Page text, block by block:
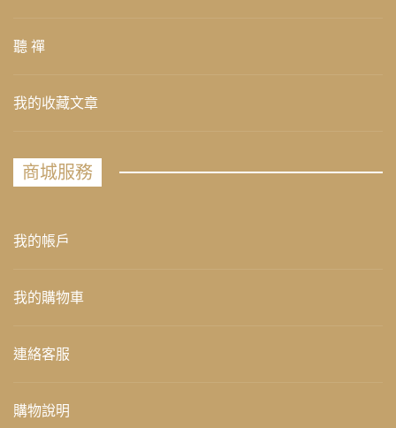
聽 禪
我的收藏文章
商城服務
我的帳戶
我的購物車
連絡客服
購物說明